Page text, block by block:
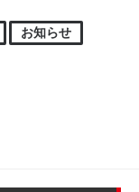
お知らせ